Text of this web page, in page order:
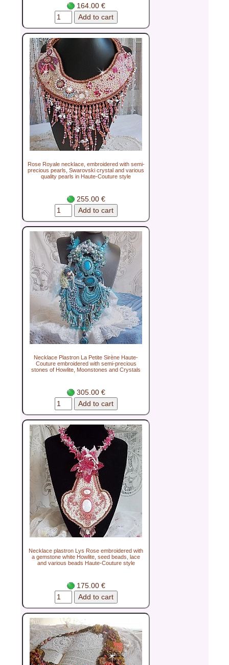
164.00 €
Rose Royale necklace, embroidered with semi-
precious pearls, Swarovski crystal and various
quality pearls in Haute-Couture style
255.00 €
Necklace Plastron La Petite Sirène Haute-
Couture embroidered with semi-precious
stones of Howlite, Moonstones and Crystals
305.00 €
Necklace plastron Lys Rose embroidered with
a gemstone white Howlite, seed beads, lace
and various beads Haute-Couture style
175.00 €